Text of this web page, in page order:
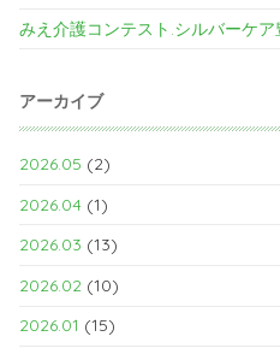
みえ介護コンテスト.シルバーケア
アーカイブ
2026.05 (2)
2026.04 (1)
2026.03 (13)
2026.02 (10)
2026.01 (15)